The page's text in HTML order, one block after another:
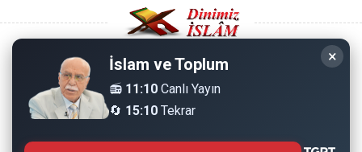
Copyright © 2008 - Dinimiz İslam. Her Hakkı Saklıdır.
Sitemizdeki bilgiler, bütün insanların istifadesi için
hazırlanmıştır. Orijinaline sadık kalmak şartıyla, izin
×
İslam ve Toplum
📻 11:10 Canlı Yayın
🔄 15:10 Tekrar